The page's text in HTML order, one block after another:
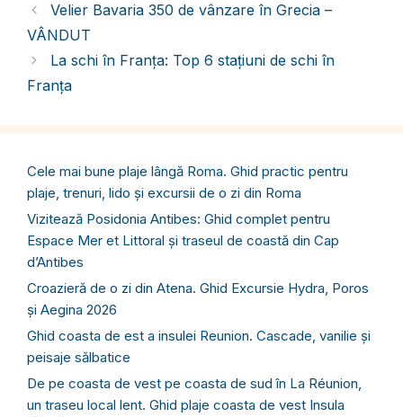
Velier Bavaria 350 de vânzare în Grecia –
VÂNDUT
La schi în Franța: Top 6 stațiuni de schi în
Franța
Cele mai bune plaje lângă Roma. Ghid practic pentru
plaje, trenuri, lido și excursii de o zi din Roma
Vizitează Posidonia Antibes: Ghid complet pentru
Espace Mer et Littoral și traseul de coastă din Cap
d’Antibes
Croazieră de o zi din Atena. Ghid Excursie Hydra, Poros
și Aegina 2026
Ghid coasta de est a insulei Reunion. Cascade, vanilie și
peisaje sălbatice
De pe coasta de vest pe coasta de sud în La Réunion,
un traseu local lent. Ghid plaje coasta de vest Insula